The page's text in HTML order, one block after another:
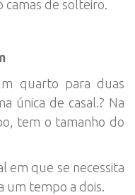
camas de solteiro.
quarto para duas
única de casal.? Na
tem o tamanho do
em que se necessita
um tempo a dois.